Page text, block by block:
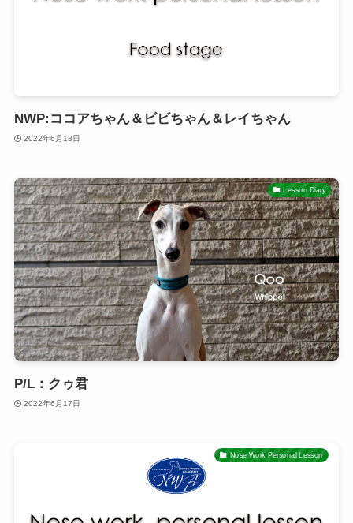
NWP:ココアちゃん＆ビビちゃん＆レイちゃん
2022年6月18日
Lesson Diary
P/L：クゥ君
2022年6月17日
Nose Work Personal Lesson